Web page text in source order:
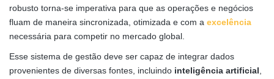
robusto torna-se imperativa para que as operações e negócios
fluam de maneira sincronizada, otimizada e com a excelência
necessária para competir no mercado global.
Esse sistema de gestão deve ser capaz de integrar dados
provenientes de diversas fontes, incluindo inteligência artificial